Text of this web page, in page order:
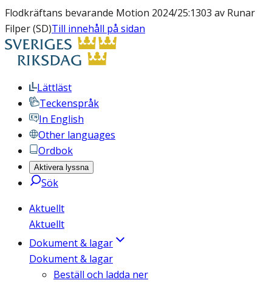
Flodkräftans bevarande Motion 2024/25:1303 av Runar
Filper (SD)Till innehåll på sidan
Lättläst
Teckenspråk
In English
Other languages
Ordbok
Aktivera lyssna
Sök
Aktuellt
Aktuellt
Dokument & lagar
Dokument & lagar
Beställ och ladda ner